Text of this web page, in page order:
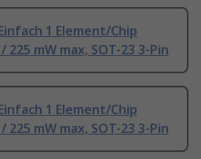
1 Element/Chip
225 mW max, SOT-23 3-Pin
1 Element/Chip
225 mW max, SOT-23 3-Pin